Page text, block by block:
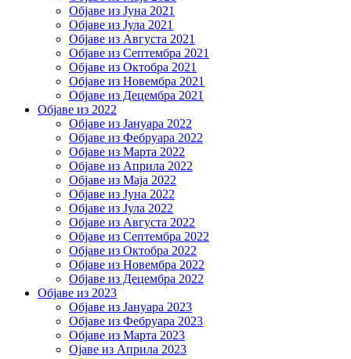
Објаве из Јуна 2021
Објаве из Јула 2021
Објаве из Августа 2021
Објаве из Септембра 2021
Објаве из Октобра 2021
Објаве из Новембра 2021
Објаве из Децембра 2021
Објаве из 2022
Објаве из Јануара 2022
Објаве из Фебруара 2022
Објаве из Марта 2022
Објаве из Априла 2022
Објаве из Маја 2022
Објаве из Јуна 2022
Објаве из Јула 2022
Објаве из Августа 2022
Објаве из Септембра 2022
Објаве из Октобра 2022
Објаве из Новембра 2022
Објаве из Децембра 2022
Објаве из 2023
Објаве из Јануара 2023
Објаве из Фебруара 2023
Објаве из Марта 2023
Ојаве из Априла 2023